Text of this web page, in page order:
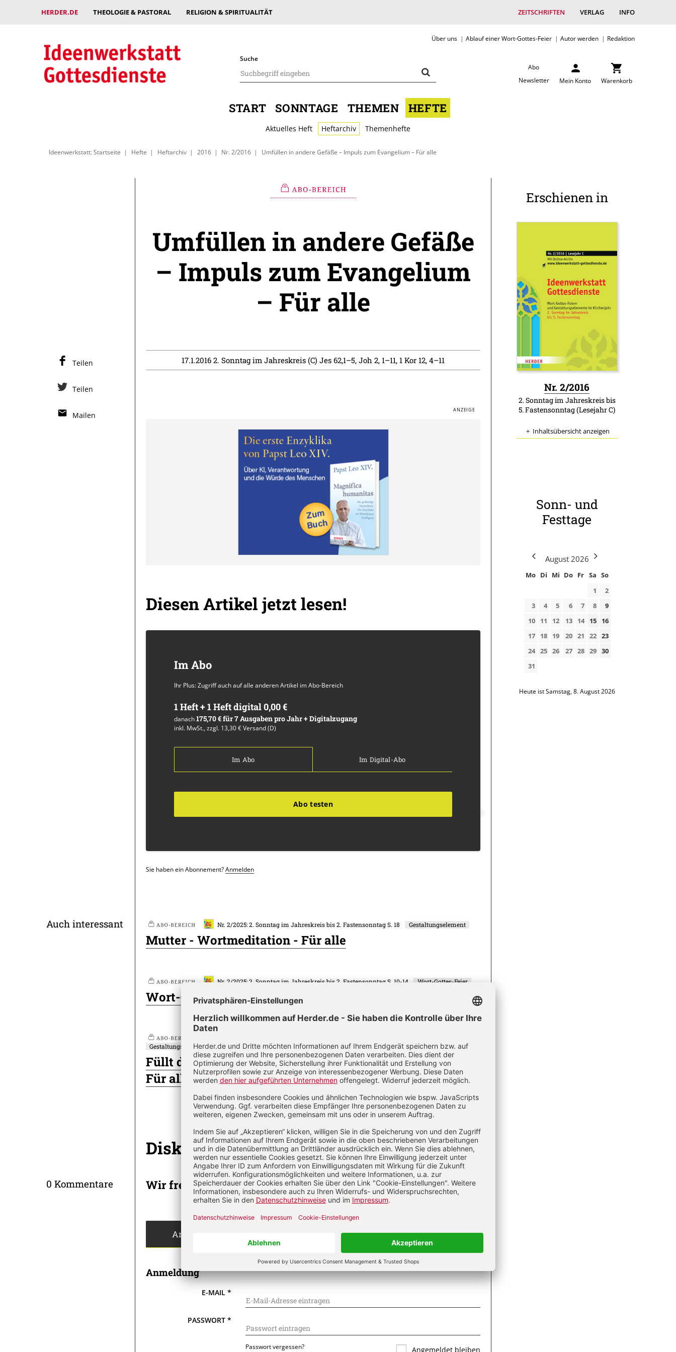
HERDER.DE THEOLOGIE & PASTORAL RELIGION & SPIRITUALITÄT ZEITSCHRIFTEN VERLAG INFO
Über uns Ablauf einer Wort-Gottes-Feier Autor werden Redaktion
Suche
Abo
Newsletter
Mein Konto Warenkorb
START SONNTAGE THEMEN HEFTE
Aktuelles Heft Heftarchiv Themenhefte
Ideenwerkstatt: Startseite Hefte Heftarchiv 2016 Nr. 2/2016 Umfüllen in andere Gefäße – Impuls zum Evangelium – Für alle
Umfüllen in andere Gefäße
– Impuls zum Evangelium
– Für alle
17.1.2016 2. Sonntag im Jahreskreis (C) Jes 62,1–5, Joh 2, 1–11, 1 Kor 12, 4–11
Diesen Artikel jetzt lesen!
Im Abo
Ihr Plus: Zugriff auch auf alle anderen Artikel im Abo-Bereich
1 Heft + 1 Heft digital 0,00 €
danach175,70 € für 7 Ausgaben pro Jahr + Digitalzugang
inkl. MwSt., zzgl. 13,30 € Versand (D)
Im Abo Im Digital-Abo
Abo testen
Sie haben ein Abonnement?Anmelden
Teilen
Teilen
Mailen
Überschrift
Auch interessant
Plus
Nr. 2/2025: 2. Sonntag im Jahreskreis bis 2. Fastensonntag S. 18 Gestaltungselement
Mutter - Wortmeditation - Für alle
Plus
Nr. 2/2025: 2. Sonntag im Jahreskreis bis 2. Fastensonntag S. 10-14 Wort-Gottes-Feier
Wort-Gottes-Feier am 2. Sonntag im Jahreskreis
Plus
Gestaltungselement
Füllt die Krüge mit Wasser - Impuls zum Evangelium -
Für alle
Diskussion Kommentieren
0 Kommentare Wir freuen uns über Ihren Kommentar
Angemeldet kommentieren Als Gast kommentieren
Anmeldung
E-MAIL*
PASSWORT*
Passwort vergessen? Angemeldet bleiben
Erschienen in
Nr. 2/2016
2. Sonntag im Jahreskreis bis
5. Fastensonntag (Lesejahr C)
Inhaltsübersicht anzeigen
Sonn- und
Festtage
August 2026
Mo Di Mi Do Fr Sa So
1
2
3
4 5 6 7 8
9
10
11 12 13 14 15
16
17
18 19 20 21 22 23
24 25 26 27 28 29 30
31
Heute ist Samstag, 8. August 2026